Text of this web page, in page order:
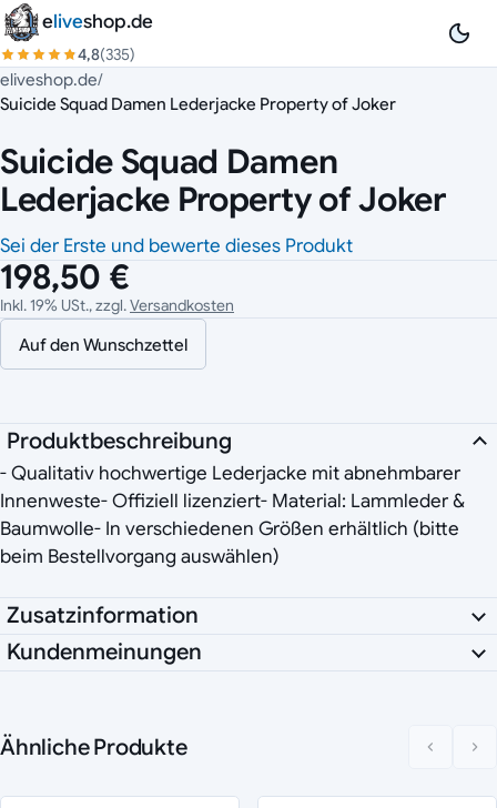
Zum Inhalt springen
eliveshop.de
4,8(335)
eliveshop.de/
Suicide Squad Damen Lederjacke Property of Joker
Suicide Squad Damen
Lederjacke Property of Joker
Sei der Erste und bewerte dieses Produkt
198,50 €
Inkl. 19% USt., zzgl.Versandkosten
Auf den Wunschzettel
Produktbeschreibung
- Qualitativ hochwertige Lederjacke mit abnehmbarer
Innenweste- Offiziell lizenziert- Material: Lammleder &
Baumwolle- In verschiedenen Größen erhältlich (bitte
beim Bestellvorgang auswählen)
Zusatzinformation
Kundenmeinungen
Ähnliche Produkte